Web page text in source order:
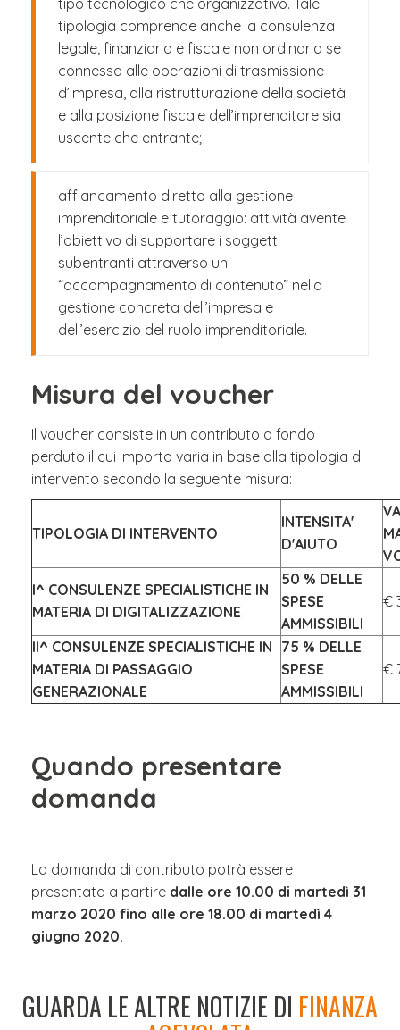
tipo tecnologico che organizzativo. Tale
tipologia comprende anche la consulenza
legale, finanziaria e fiscale non ordinaria se
connessa alle operazioni di trasmissione
d’impresa, alla ristrutturazione della società
e alla posizione fiscale dell’imprenditore sia
uscente che entrante;
affiancamento diretto alla gestione
imprenditoriale e tutoraggio: attività avente
l’obiettivo di supportare i soggetti
subentranti attraverso un
“accompagnamento di contenuto” nella
gestione concreta dell’impresa e
dell’esercizio del ruolo imprenditoriale.
Misura del voucher
Il voucher consiste in un contributo a fondo
perduto il cui importo varia in base alla tipologia di
intervento secondo la seguente misura:
TIPOLOGIA DI INTERVENTO
INTENSITA'
D'AIUTO
I^ CONSULENZE SPECIALISTICHE IN
MATERIA DI DIGITALIZZAZIONE
50 % DELLE
SPESE
AMMISSIBILI
€
II^ CONSULENZE SPECIALISTICHE IN
MATERIA DI PASSAGGIO
GENERAZIONALE
75 % DELLE
SPESE
AMMISSIBILI
€
Quando presentare
domanda
La domanda di contributo potrà essere
presentata a partire dalle ore 10.00 di martedì 31
marzo 2020 fino alle ore 18.00 di martedì 4
giugno 2020.
GUARDA LE ALTRE NOTIZIE DI FINANZA